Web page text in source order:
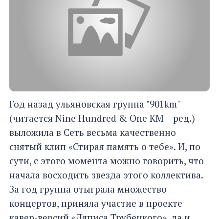
Год назад ульяновская группа "901km"
(читается Nine Hundred & One KM – ред.)
выложила в Сеть весьма качественно
снятый клип «Стирая память о тебе». И, по
сути, с этого момента можно говорить, что
начала восходить звезда этого коллектива.
За год группа отыграла множество
концертов, приняла участие в проекте